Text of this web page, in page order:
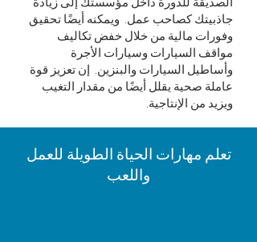
جاذبيتك كصاحب عمل. ويمكنه أيضًا تحقيق
وفورات مالية من خلال خفض تكاليف
مواقف السيارات وسيارات الأجرة
وأساطيل السيارات والبنزين. إن تعزيز قوة
عاملة صحية يقلل أيضًا من مقدار التغيب
ويزيد من الإنتاجية.
تعلم مهارات الحياة الطويلة للعمل
واللعب